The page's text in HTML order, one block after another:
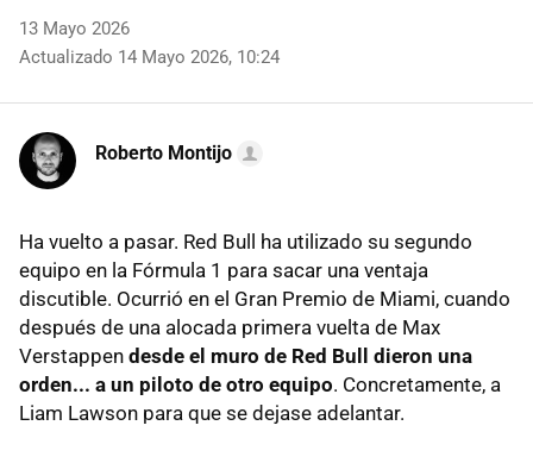
13 Mayo 2026
Actualizado 14 Mayo 2026, 10:24
Roberto Montijo
Ha vuelto a pasar. Red Bull ha utilizado su segundo
equipo en la Fórmula 1 para sacar una ventaja
discutible. Ocurrió en el Gran Premio de Miami, cuando
después de una alocada primera vuelta de Max
Verstappen desde el muro de Red Bull dieron una
orden... a un piloto de otro equipo. Concretamente, a
Liam Lawson para que se dejase adelantar.